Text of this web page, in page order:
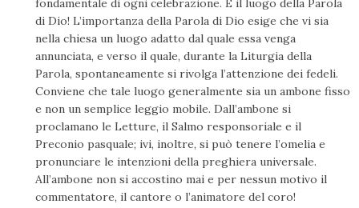
fondamentale di ogni celebrazione. È il luogo della Parola
di Dio! L’importanza della Parola di Dio esige che vi sia
nella chiesa un luogo adatto dal quale essa venga
annunciata, e verso il quale, durante la Liturgia della
Parola, spontaneamente si rivolga l’attenzione dei fedeli.
Conviene che tale luogo generalmente sia un ambone fisso
e non un semplice leggio mobile. Dall’ambone si
proclamano le Letture, il Salmo responsoriale e il
Preconio pasquale; ivi, inoltre, si può tenere l’omelia e
pronunciare le intenzioni della preghiera universale.
All’ambone non si accostino mai e per nessun motivo il
commentatore, il cantore o l’animatore del coro!